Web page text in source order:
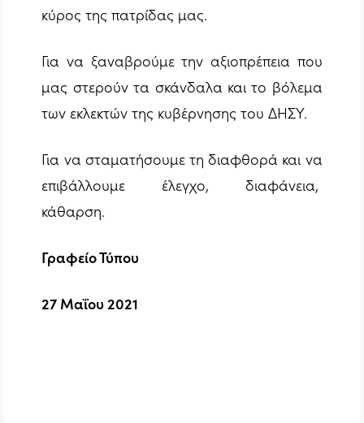
κύρος της πατρίδας μας.
Για να ξαναβρούμε την αξιοπρέπεια που
μας στερούν τα σκάνδαλα και το βόλεμα
των εκλεκτών της κυβέρνησης του ΔΗΣΥ.
Για να σταματήσουμε τη διαφθορά και να
επιβάλλουμε έλεγχο, διαφάνεια,
κάθαρση.
Γραφείο Τύπου
27 Μαΐου 2021